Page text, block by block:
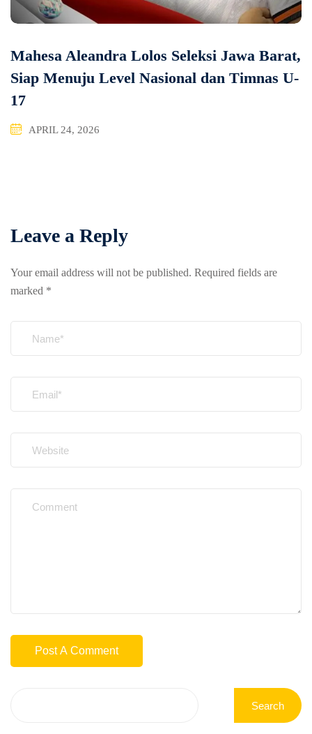
Mahesa Aleandra Lolos Seleksi Jawa Barat,
Siap Menuju Level Nasional dan Timnas U-
17
APRIL 24, 2026
Leave a Reply
Your email address will not be published. Required fields are
marked *
Search